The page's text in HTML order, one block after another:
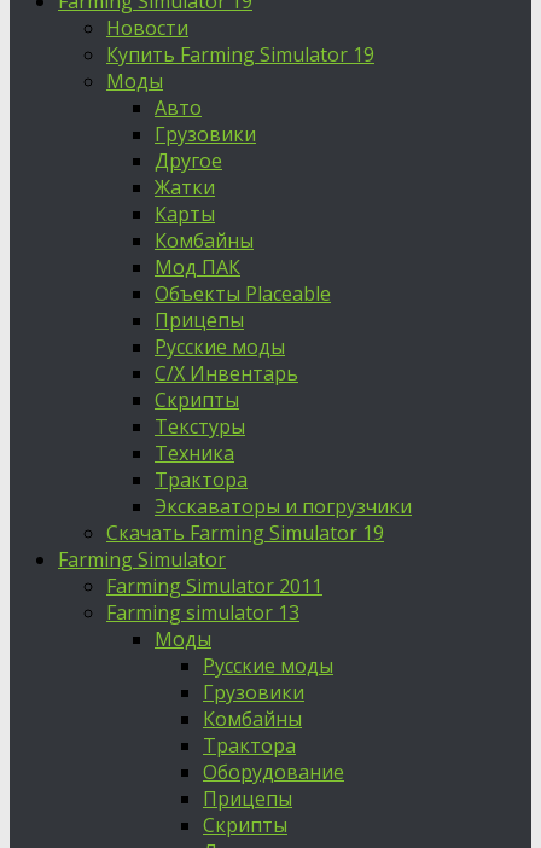
Новости
Купить Farming Simulator 19
Моды
Авто
Грузовики
Другое
Жатки
Карты
Комбайны
Мод ПАК
Объекты Placeable
Прицепы
Русские моды
С/Х Инвентарь
Скрипты
Текстуры
Техника
Трактора
Экскаваторы и погрузчики
Скачать Farming Simulator 19
Farming Simulator
Farming Simulator 2011
Farming simulator 13
Моды
Русские моды
Грузовики
Комбайны
Трактора
Оборудование
Прицепы
Скрипты